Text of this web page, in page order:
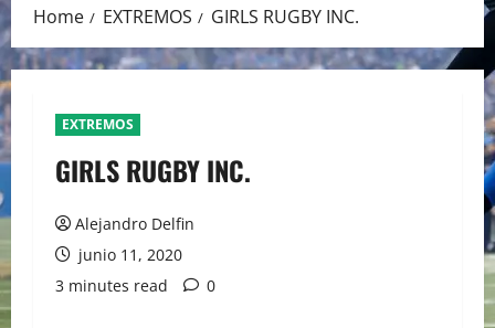
Home EXTREMOS GIRLS RUGBY INC.
EXTREMOS
GIRLS RUGBY INC.
Alejandro Delfin
junio 11, 2020
3 minutes read
0